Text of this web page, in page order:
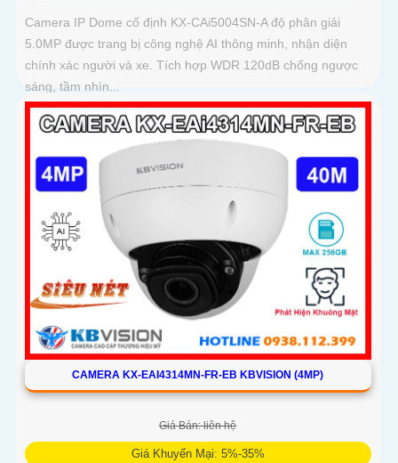
Camera IP Dome cố định KX-CAi5004SN-A độ phân giải
5.0MP được trang bị công nghệ AI thông minh, nhận diện
chính xác người và xe. Tích hợp WDR 120dB chống ngược
sáng, tầm nhìn...
CAMERA KX-EAI4314MN-FR-EB KBVISION (4MP)
Giá Bán: liên hệ
Giá Khuyến Mại: 5%-35%